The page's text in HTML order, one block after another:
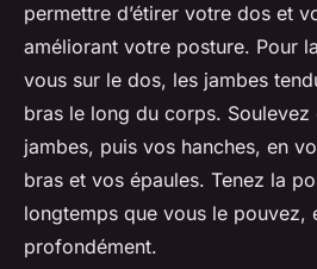
permettre d’étirer votre dos et
améliorant votre posture. Pour
vous sur le dos, les jambes
bras le long du corps.
jambes, puis vos hanches, en
bras et vos épaules. Tenez la
longtemps que vous le pouvez,
profondément.